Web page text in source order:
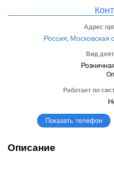
Адрес
Россия, Московская
Вид
Работает по
Показать телефон
Описание